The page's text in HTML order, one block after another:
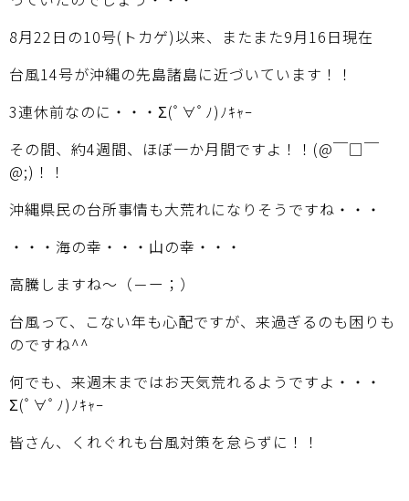
8月22日の10号(トカゲ)以来、またまた9月16日現在
台風14号が沖縄の先島諸島に近づいています！！
3連休前なのに・・・Σ(ﾟ∀ﾟﾉ)ﾉｷｬｰ
その間、約4週間、ほぼ一か月間ですよ！！(@￣□￣
@;)！！
沖縄県民の台所事情も大荒れになりそうですね・・・
・・・海の幸・・・山の幸・・・
高騰しますね～（－ー；）
台風って、こない年も心配ですが、来過ぎるのも困りも
のですね^^
何でも、来週末まではお天気荒れるようですよ・・・
Σ(ﾟ∀ﾟﾉ)ﾉｷｬｰ
皆さん、くれぐれも台風対策を怠らずに！！